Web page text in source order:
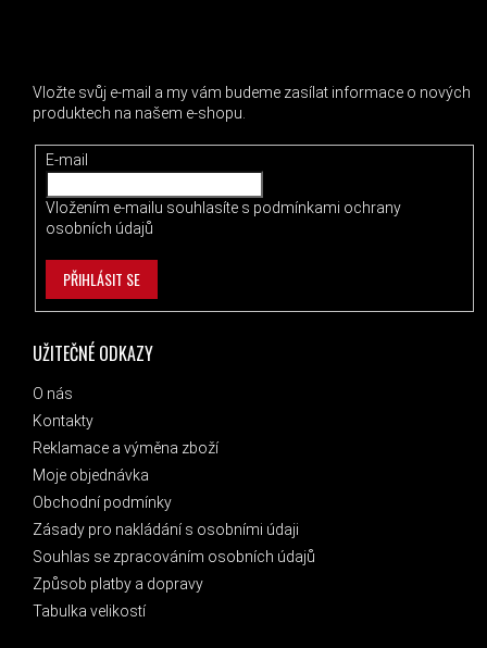
UŽITEČNÉ ODKAZY
O nás
Kontakty
Reklamace a výměna zboží
Moje objednávka
Obchodní podmínky
Zásady pro nakládání s osobními údaji
Souhlas se zpracováním osobních údajů
Způsob platby a dopravy
Tabulka velikostí
Vložte svůj e-mail a my vám budeme zasílat informace o nových
produktech na našem e-shopu.
E-mail
Vložením e-mailu souhlasíte s podmínkami ochrany
osobních údajů
PŘIHLÁSIT SE